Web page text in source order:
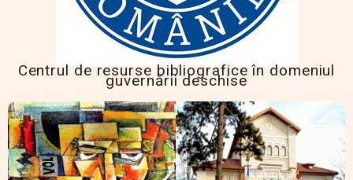
Centrul de resurse bibliografice în domeniul
guvernării deschise